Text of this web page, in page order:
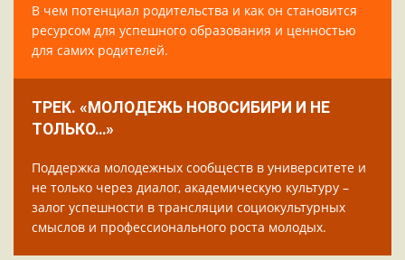
В чем потенциал родительства и как он становится
ресурсом для успешного образования и ценностью
для самих родителей.
ТРЕК. «МОЛОДЕЖЬ НОВОСИБИРИ И НЕ
ТОЛЬКО…»
Поддержка молодежных сообществ в университете и
не только через диалог, академическую культуру –
залог успешности в трансляции социокультурных
смыслов и профессионального роста молодых.